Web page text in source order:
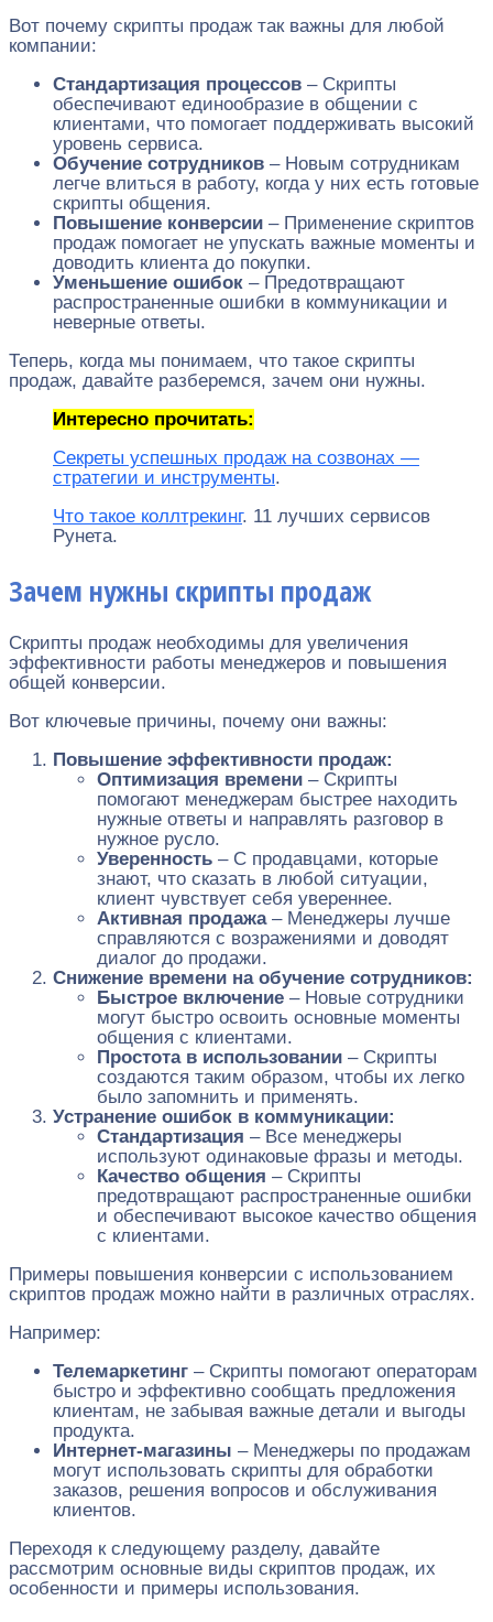
Вот почему скрипты продаж так важны для любой
компании:
Стандартизация процессов – Скрипты
обеспечивают единообразие в общении с
клиентами, что помогает поддерживать высокий
уровень сервиса.
Обучение сотрудников – Новым сотрудникам
легче влиться в работу, когда у них есть готовые
скрипты общения.
Повышение конверсии – Применение скриптов
продаж помогает не упускать важные моменты и
доводить клиента до покупки.
Уменьшение ошибок – Предотвращают
распространенные ошибки в коммуникации и
неверные ответы.
Теперь, когда мы понимаем, что такое скрипты
продаж, давайте разберемся, зачем они нужны.
Интересно прочитать:
Секреты успешных продаж на созвонах —
стратегии и инструменты.
Что такое коллтрекинг. 11 лучших сервисов
Рунета.
Зачем нужны скрипты продаж
Скрипты продаж необходимы для увеличения
эффективности работы менеджеров и повышения
общей конверсии.
Вот ключевые причины, почему они важны:
Повышение эффективности продаж:
Оптимизация времени – Скрипты
помогают менеджерам быстрее находить
нужные ответы и направлять разговор в
нужное русло.
Уверенность – С продавцами, которые
знают, что сказать в любой ситуации,
клиент чувствует себя увереннее.
Активная продажа– Менеджеры лучше
справляются с возражениями и доводят
диалог до продажи.
Снижение времени на обучение сотрудников:
Быстрое включение – Новые сотрудники
могут быстро освоить основные моменты
общения с клиентами.
Простота в использовании – Скрипты
создаются таким образом, чтобы их легко
было запомнить и применять.
Устранение ошибок в коммуникации:
Стандартизация – Все менеджеры
используют одинаковые фразы и методы.
Качество общения – Скрипты
предотвращают распространенные ошибки
и обеспечивают высокое качество общения
с клиентами.
Примеры повышения конверсии с использованием
скриптов продаж можно найти в различных отраслях.
Например:
Телемаркетинг – Скрипты помогают операторам
быстро и эффективно сообщать предложения
клиентам, не забывая важные детали и выгоды
продукта.
Интернет-магазины – Менеджеры по продажам
могут использовать скрипты для обработки
заказов, решения вопросов и обслуживания
клиентов.
Переходя к следующему разделу, давайте
рассмотрим основные виды скриптов продаж, их
особенности и примеры использования.